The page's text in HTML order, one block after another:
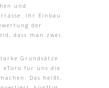
und
Ihr Einbau
der
dass man zwei.
Grundsätze
eToro für uns die
Das heißt,